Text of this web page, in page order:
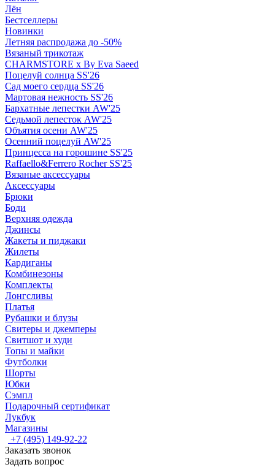
Лён
Бестселлеры
Новинки
Летняя распродажа до -50%
Вязаный трикотаж
CHARMSTORE х By Eva Saeed
Поцелуй солнца SS'26
Сад моего сердца SS'26
Мартовая нежность SS'26
Бархатные лепестки AW'25
Седьмой лепесток AW'25
Объятия осени AW'25
Осенний поцелуй AW'25
Принцесса на горошине SS'25
Raffaello&Ferrero Rocher SS'25
Вязаные аксессуары
Аксессуары
Брюки
Боди
Верхняя одежда
Джинсы
Жакеты и пиджаки
Жилеты
Кардиганы
Комбинезоны
Комплекты
Лонгсливы
Платья
Рубашки и блузы
Свитеры и джемперы
Свитшот и худи
Топы и майки
Футболки
Шорты
Юбки
Сэмпл
Подарочный сертификат
Лукбук
Магазины
+7 (495) 149-92-22
Заказать звонок
Задать вопрос